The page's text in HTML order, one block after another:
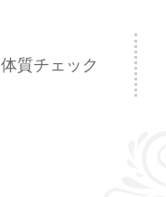
体質チェック